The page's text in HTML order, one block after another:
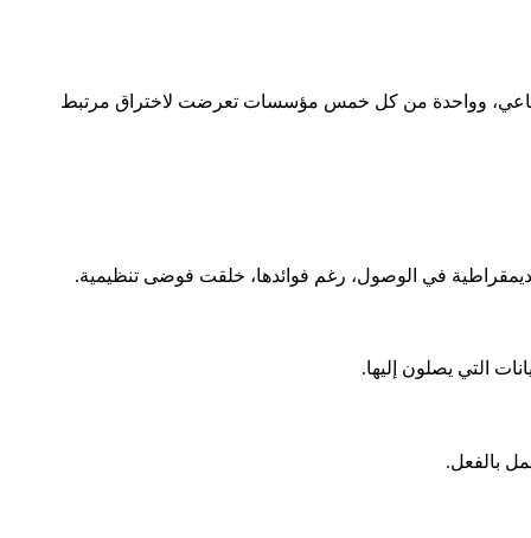
وواحدة من كل خمس مؤسسات تعرضت لاختراق مرتبط
التي يصلون إليها.
بالفعل.